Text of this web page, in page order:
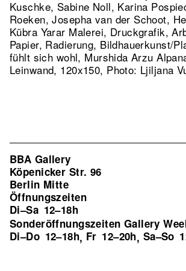
Kuschke, Sabine Noll, Karina
Roeken, Josepha van der Schoot,
Kübra Yarar Malerei, Druckgrafik,
Papier, Radierung, Bildhauerkunst/
fühlt sich wohl, Murshida Arzu
Leinwand, 120x150, Photo: Ljiljana
BBA Gallery
Köpenicker Str. 96
Berlin Mitte
Öffnungszeiten
Di–Sa 12–18h
Sonderöffnungszeiten Gallery
Di–Do 12–18h, Fr 12–20h, Sa–So